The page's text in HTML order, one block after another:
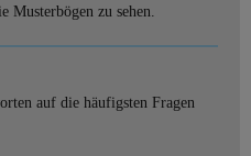
Musterbögen zu sehen.
auf die häufigsten Fragen